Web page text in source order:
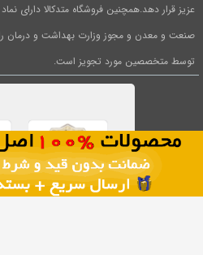
1
0
عزیز قرار دهد.همچنین فروشگاه متدکالا دارای
صنعت و معدن و مجوز وزارت بهداشت و درمان
توسط متخصصین مورد تجویز است.